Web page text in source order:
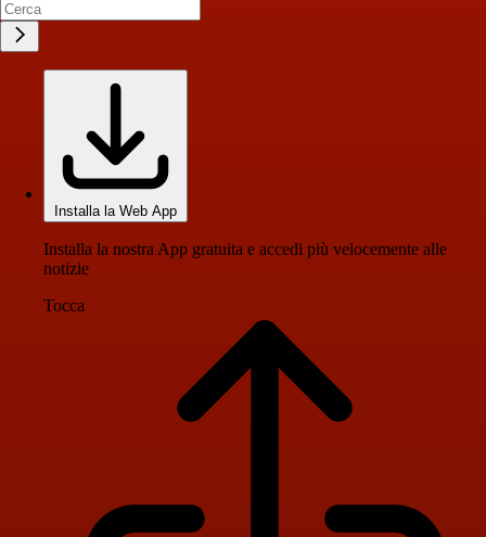
Installa la Web App
Installa la nostra App gratuita e accedi più velocemente alle
notizie
Tocca